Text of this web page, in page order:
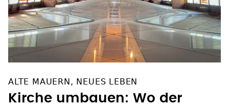
ALTE MAUERN, NEUES LEBEN
Kirche umbauen: Wo der